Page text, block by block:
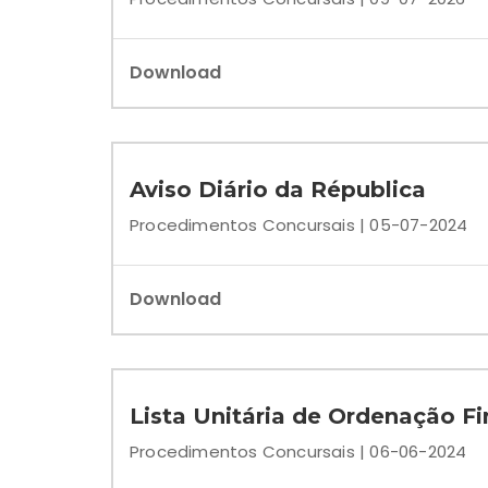
Download
Aviso Diário da Républica
Procedimentos Concursais | 05-07-2024
Download
Lista Unitária de Ordenação
Procedimentos Concursais | 06-06-2024